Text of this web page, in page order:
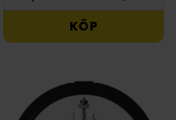
KÖP